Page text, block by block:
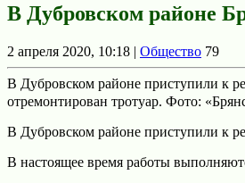
В Дубровском районе
2 апреля 2020, 10:18 | Общество 79
В Дубровском районе приступили к
отремонтирован тротуар. Фото:
В Дубровском районе приступили к
В настоящее время работы